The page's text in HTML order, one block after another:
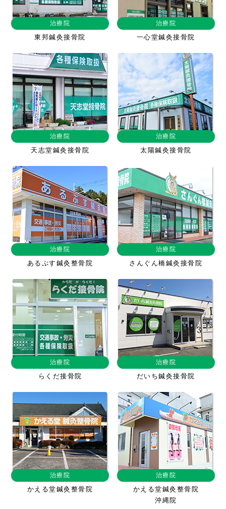
治療院
東邦鍼灸接骨院
治療院
一心堂鍼灸接骨院
治療院
天志堂鍼灸接骨院
治療院
太陽鍼灸接骨院
治療院
あるぷす鍼灸整骨院
治療院
さんぐん橋鍼灸接骨院
治療院
らくだ接骨院
治療院
だいち鍼灸接骨院
治療院
かえる堂鍼灸整骨院
治療院
かえる堂鍼灸整骨院
沖縄院